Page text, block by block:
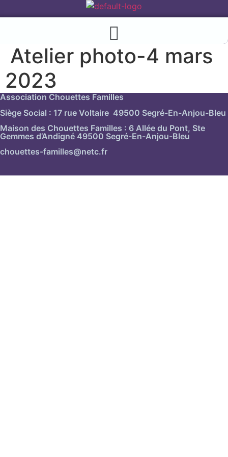
Atelier photo-4 mars
2023
Association Chouettes Familles
Siège Social : 17 rue Voltaire 49500 Segré-En-Anjou-Bleu
Maison des Chouettes Familles : 6 Allée du Pont, Ste
Gemmes d’Andigné 49500 Segré-En-Anjou-Bleu
chouettes-familles@netc.fr